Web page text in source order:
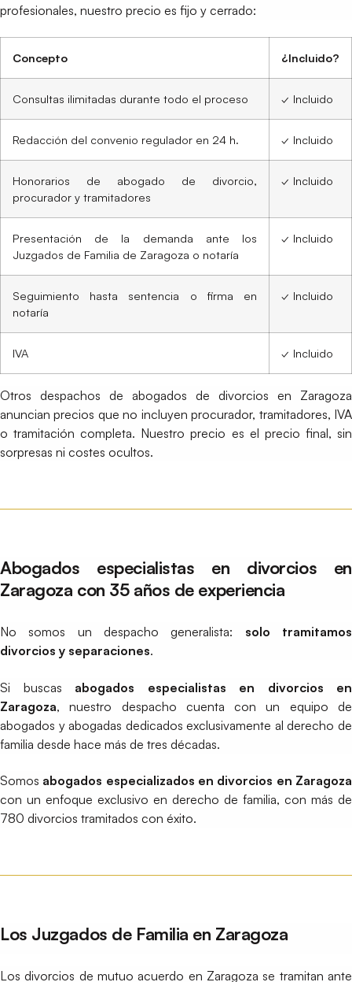
profesionales, nuestro precio es fijo y cerrado:
Concepto ¿Incluido?
Consultas ilimitadas durante todo el proceso ✓ Incluido
Redacción del convenio regulador en 24 h. ✓ Incluido
Honorarios de abogado de divorcio,
procurador y tramitadores
✓ Incluido
Presentación de la demanda ante los
Juzgados de Familia de Zaragoza o notaría
✓ Incluido
Seguimiento hasta sentencia o firma en
notaría
✓ Incluido
IVA ✓ Incluido
Otros despachos de abogados de divorcios en Zaragoza
anuncian precios que no incluyen procurador, tramitadores, IVA
o tramitación completa. Nuestro precio es el precio final, sin
sorpresas ni costes ocultos.
Abogados especialistas en divorcios en
Zaragoza con 35 años de experiencia
No somos un despacho generalista: solo tramitamos
divorcios y separaciones.
Si buscas abogados especialistas en divorcios en
Zaragoza, nuestro despacho cuenta con un equipo de
abogados y abogadas dedicados exclusivamente al derecho de
familia desde hace más de tres décadas.
Somos abogados especializados en divorcios en Zaragoza
con un enfoque exclusivo en derecho de familia, con más de
780 divorcios tramitados con éxito.
Los Juzgados de Familia en Zaragoza
Los divorcios de mutuo acuerdo en Zaragoza se tramitan ante